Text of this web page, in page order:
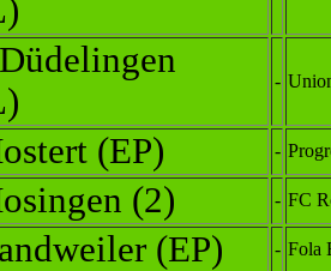
-
(EP) -
(2) - FC
(EP) - Fola